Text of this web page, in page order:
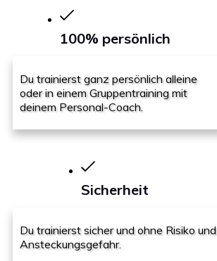
100% persönlich
Du trainierst ganz persönlich alleine
oder in einem Gruppentraining mit
deinem Personal-Coach.
Sicherheit
Du trainierst sicher und ohne Risiko und
Ansteckungsgefahr.